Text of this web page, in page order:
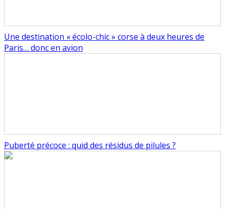
Une destination « écolo-chic » corse à deux heures de
Paris… donc en avion
Puberté précoce : quid des résidus de pilules ?